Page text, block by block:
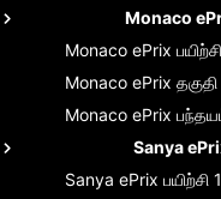
Monaco
Monaco ePrix
Monaco ePrix
Monaco ePrix
Sanya
Sanya ePrix பயிற்சி 1